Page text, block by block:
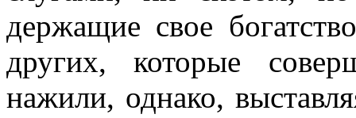
держащие свое
других, которые
нажили, однако,